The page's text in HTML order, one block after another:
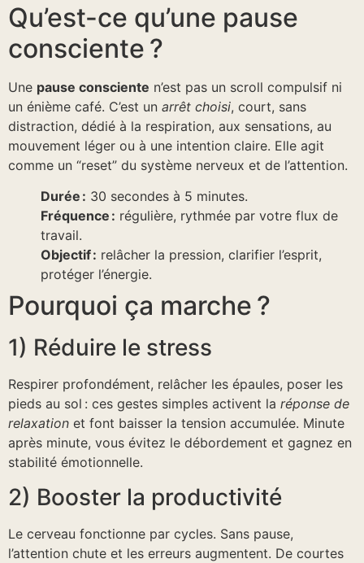
Qu’est-ce qu’une pause
consciente ?
Une pause consciente n’est pas un scroll compulsif ni
un énième café. C’est un arrêt choisi, court, sans
distraction, dédié à la respiration, aux sensations, au
mouvement léger ou à une intention claire. Elle agit
comme un “reset” du système nerveux et de l’attention.
Durée : 30 secondes à 5 minutes.
Fréquence : régulière, rythmée par votre flux de
travail.
Objectif : relâcher la pression, clarifier l’esprit,
protéger l’énergie.
Pourquoi ça marche ?
1) Réduire le stress
Respirer profondément, relâcher les épaules, poser les
pieds au sol : ces gestes simples activent la réponse de
relaxation et font baisser la tension accumulée. Minute
après minute, vous évitez le débordement et gagnez en
stabilité émotionnelle.
2) Booster la productivité
Le cerveau fonctionne par cycles. Sans pause,
l’attention chute et les erreurs augmentent. De courtes